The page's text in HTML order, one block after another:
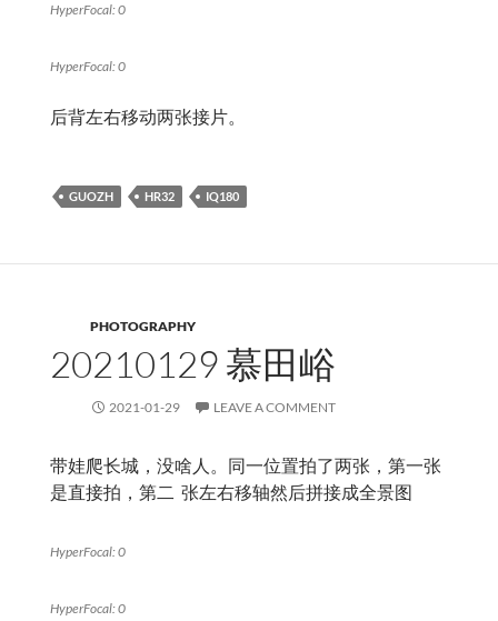
HyperFocal: 0
HyperFocal: 0
后背左右移动两张接片。
GUOZH HR32 IQ180
PHOTOGRAPHY
20210129 慕田峪
2021-01-29 LEAVE A COMMENT
带娃爬长城，没啥人。同一位置拍了两张，第一张
是直接拍，第二 张左右移轴然后拼接成全景图
HyperFocal: 0
HyperFocal: 0